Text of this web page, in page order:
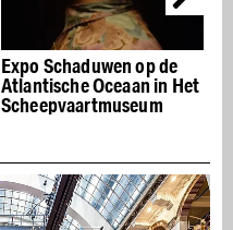
Expo Schaduwen op de
Atlantische Oceaan in Het
Scheepvaartmuseum